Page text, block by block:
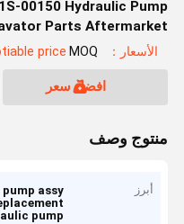
00150 Hydraulic Pump
Parts Aftermarket
Original
الأسعار：Negotiable price MOQ：قطعة واحدة
افضل سعر
منتوج وصف
أبرز assy
pump